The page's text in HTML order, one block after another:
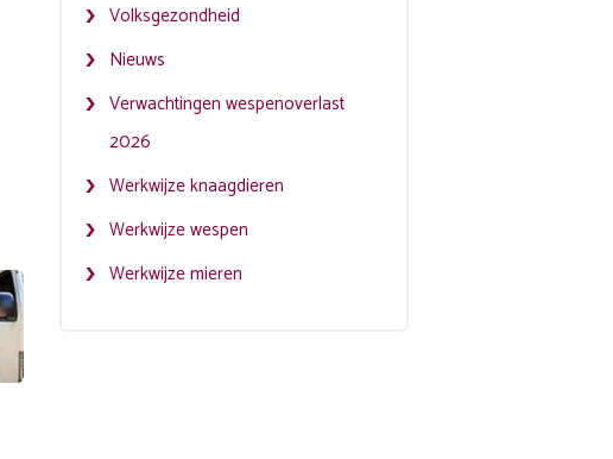
Volksgezondheid
Nieuws
Verwachtingen wespenoverlast
2026
Werkwijze knaagdieren
Werkwijze wespen
Werkwijze mieren